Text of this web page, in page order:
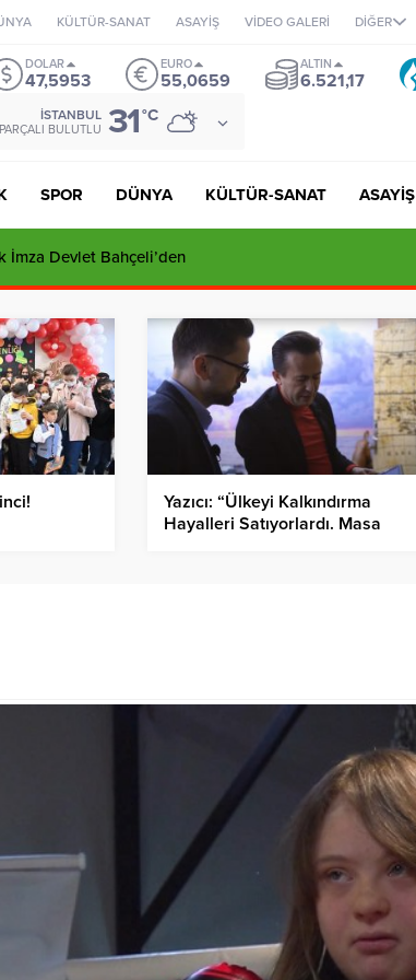
KÜLTÜR-SANAT ASAYİŞ VİDEO GALERİ DİĞER
DOLAR
47,5953
EURO
55,0659
ALTIN
6.521,17
İSTANBUL
PARÇALI BULUTLU 31°C
SPOR DÜNYA KÜLTÜR-SANAT ASAYİŞ
İmza Devlet Bahçeli’den
Yazıcı: “Ülkeyi Kalkındırma
Hayalleri Satıyorlardı. Masa